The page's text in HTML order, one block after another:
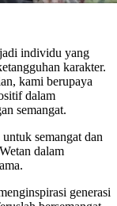
individu yang
karakter.
kami berupaya
dalam
semangat.
semangat dan
dalam
generasi